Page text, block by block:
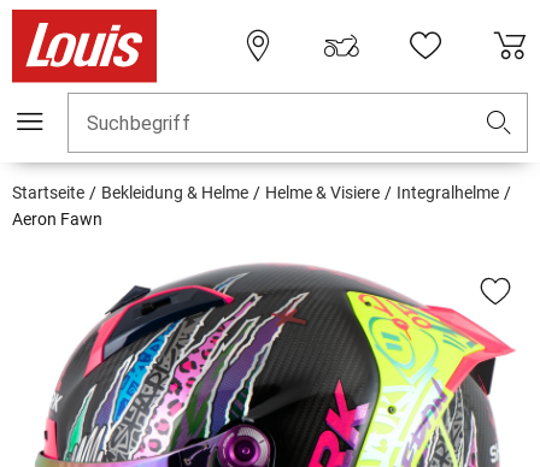
Suchbegriff
Startseite Bekleidung & Helme Helme & Visiere
Integralhelme
Aeron Fawn